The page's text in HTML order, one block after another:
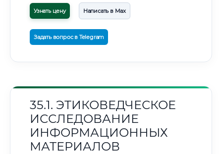
Узнать цену Написать в Max
Задать вопрос в Telegram
35.1. ЭТИКОВЕДЧЕСКОЕ
ИССЛЕДОВАНИЕ
ИНФОРМАЦИОННЫХ
МАТЕРИАЛОВ